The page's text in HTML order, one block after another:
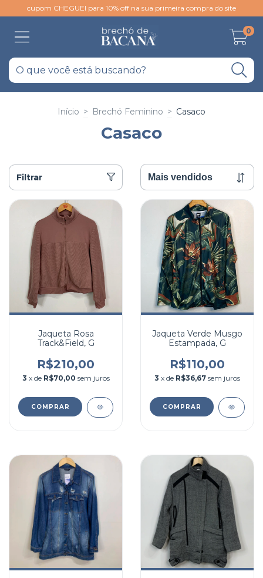
cupom CHEGUEI para 10% off na sua primeira compra do site
0
Início > Brechó Feminino > Casaco
Casaco
Filtrar
Jaqueta Rosa
Track&Field, G
R$210,00
3 x de R$70,00 sem juros
COMPRAR
Jaqueta Verde Musgo
Estampada, G
R$110,00
3 x de R$36,67 sem juros
COMPRAR